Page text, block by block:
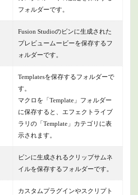
フォルダーです。
Fusion Studioのビンに生成された
プレビュームービーを保存するフ
ォルダーです。
Templatesを保存するフォルダーで
す。
マクロを「Template」フォルダー
に保存すると、エフェクトライブ
ラリの「Template」カテゴリに表
示されます。
ビンに生成されるクリップサムネ
イルを保存するフォルダーです。
カスタムプラグインやスクリプト